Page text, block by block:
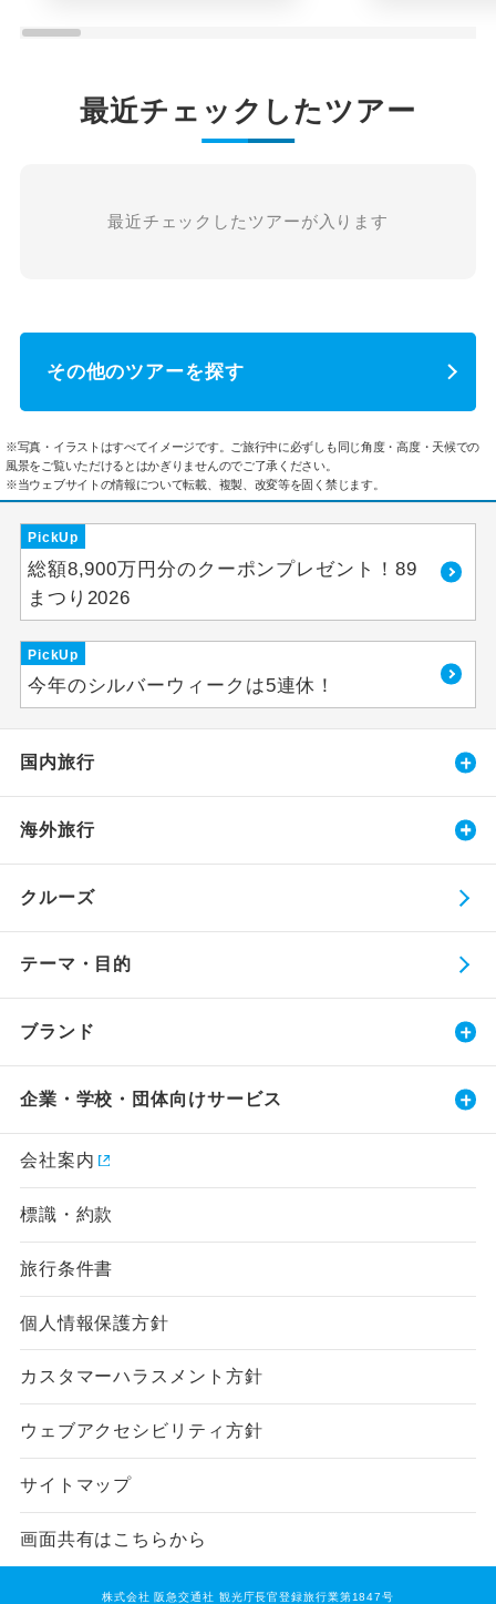
最近チェックしたツアー
最近チェックしたツアーが入ります
その他のツアーを探す
※写真・イラストはすべてイメージです。ご旅行中に必ずしも同じ角度・高度・天候での
風景をご覧いただけるとはかぎりませんのでご了承ください。
※当ウェブサイトの情報について転載、複製、改変等を固く禁じます。
PickUp
総額8,900万円分のクーポンプレゼント！89
まつり2026
PickUp
今年のシルバーウィークは5連休！
国内旅行
海外旅行
クルーズ
テーマ・目的
ブランド
企業・学校・団体向けサービス
会社案内
標識・約款
旅行条件書
個人情報保護方針
カスタマーハラスメント方針
ウェブアクセシビリティ方針
サイトマップ
画面共有はこちらから
株式会社 阪急交通社 観光庁長官登録旅行業第1847号